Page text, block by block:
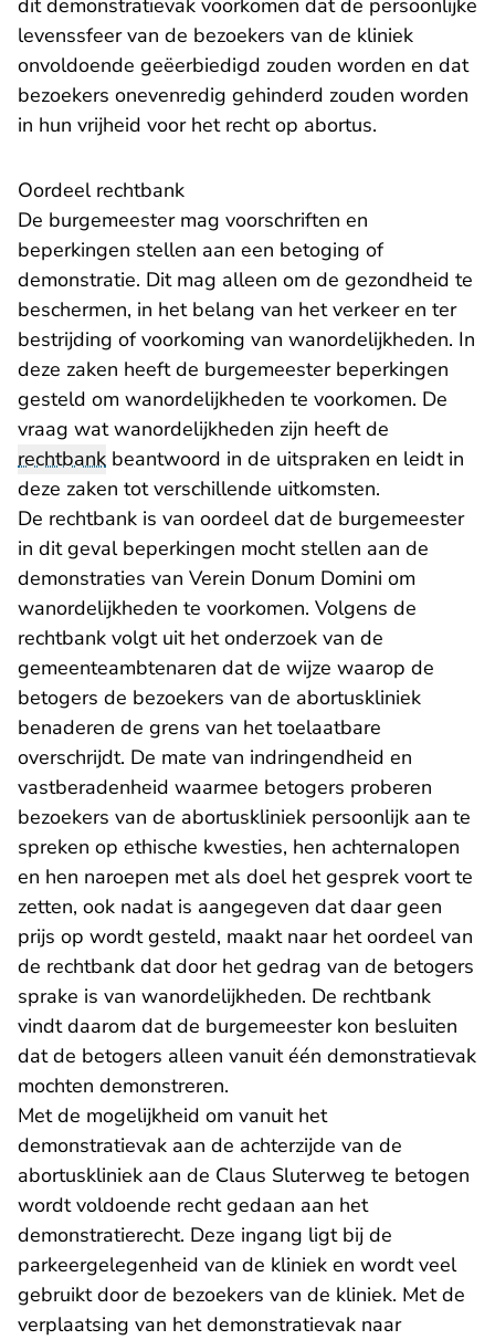
dit demonstratievak voorkomen dat de persoonlijke
levenssfeer van de bezoekers van de kliniek
onvoldoende geëerbiedigd zouden worden en dat
bezoekers onevenredig gehinderd zouden worden
in hun vrijheid voor het recht op abortus.
Oordeel rechtbank
De burgemeester mag voorschriften en
beperkingen stellen aan een betoging of
demonstratie. Dit mag alleen om de gezondheid te
beschermen, in het belang van het verkeer en ter
bestrijding of voorkoming van wanordelijkheden. In
deze zaken heeft de burgemeester beperkingen
gesteld om wanordelijkheden te voorkomen. De
vraag wat wanordelijkheden zijn heeft de
rechtbank beantwoord in de uitspraken en leidt in
deze zaken tot verschillende uitkomsten.
De rechtbank is van oordeel dat de burgemeester
in dit geval beperkingen mocht stellen aan de
demonstraties van Verein Donum Domini om
wanordelijkheden te voorkomen. Volgens de
rechtbank volgt uit het onderzoek van de
gemeenteambtenaren dat de wijze waarop de
betogers de bezoekers van de abortuskliniek
benaderen de grens van het toelaatbare
overschrijdt. De mate van indringendheid en
vastberadenheid waarmee betogers proberen
bezoekers van de abortuskliniek persoonlijk aan te
spreken op ethische kwesties, hen achternalopen
en hen naroepen met als doel het gesprek voort te
zetten, ook nadat is aangegeven dat daar geen
prijs op wordt gesteld, maakt naar het oordeel van
de rechtbank dat door het gedrag van de betogers
sprake is van wanordelijkheden. De rechtbank
vindt daarom dat de burgemeester kon besluiten
dat de betogers alleen vanuit één demonstratievak
mochten demonstreren.
Met de mogelijkheid om vanuit het
demonstratievak aan de achterzijde van de
abortuskliniek aan de Claus Sluterweg te betogen
wordt voldoende recht gedaan aan het
demonstratierecht. Deze ingang ligt bij de
parkeergelegenheid van de kliniek en wordt veel
gebruikt door de bezoekers van de kliniek. Met de
verplaatsing van het demonstratievak naar